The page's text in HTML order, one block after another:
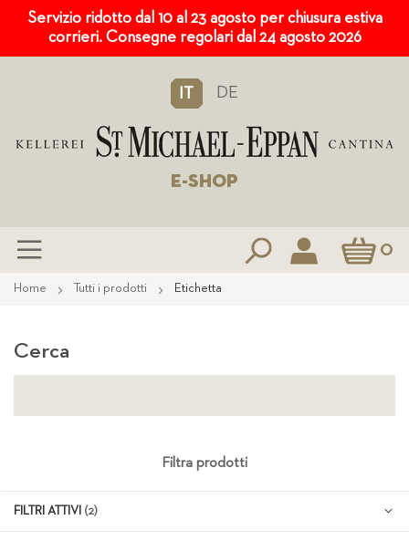
Servizio ridotto dal 10 al 23 agosto per chiusura estiva
corrieri. Consegne regolari dal 24 agosto 2026
IT DE
E-SHOP
Carrello0
Salta
Home Tutti i prodotti Etichetta
Cerca
Filtra prodotti
FILTRI ATTIVI